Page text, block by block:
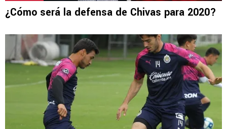
¿Cómo será la defensa de Chivas para 2020?